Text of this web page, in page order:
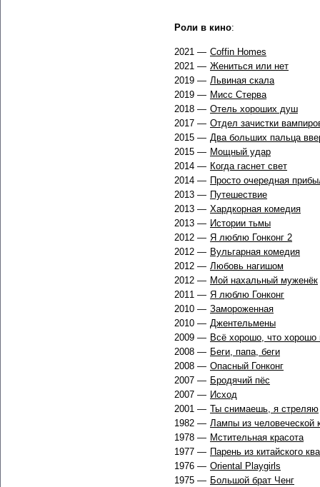
Роли в кино:
2021 — Coffin Homes
2021 — Жениться или нет
2019 — Львиная скала
2019 — Мисс Стерва
2018 — Отель хороших душ
2017 — Отдел зачистки
2015 — Два больших пальца
2015 — Мощный удар
2014 — Когда гаснет свет
2014 — Просто очередная
2013 — Путешествие
2013 — Хардкорная комедия
2013 — Истории тьмы
2012 — Я люблю Гонконг 2
2012 — Вульгарная комедия
2012 — Любовь нагишом
2012 — Мой нахальный муженёк
2011 — Я люблю Гонконг
2010 — Замороженная
2010 — Джентельмены
2009 — Всё хорошо, что хорошо
2008 — Беги, папа, беги
2008 — Опасный Гонконг
2007 — Бродячий пёс
2007 — Исход
2001 — Ты снимаешь, я стреляю
1982 — Лампы из человеческой
1978 — Мстительная красота
1977 — Парень из китайского
1976 — Oriental Playgirls
1975 — Большой брат Ченг